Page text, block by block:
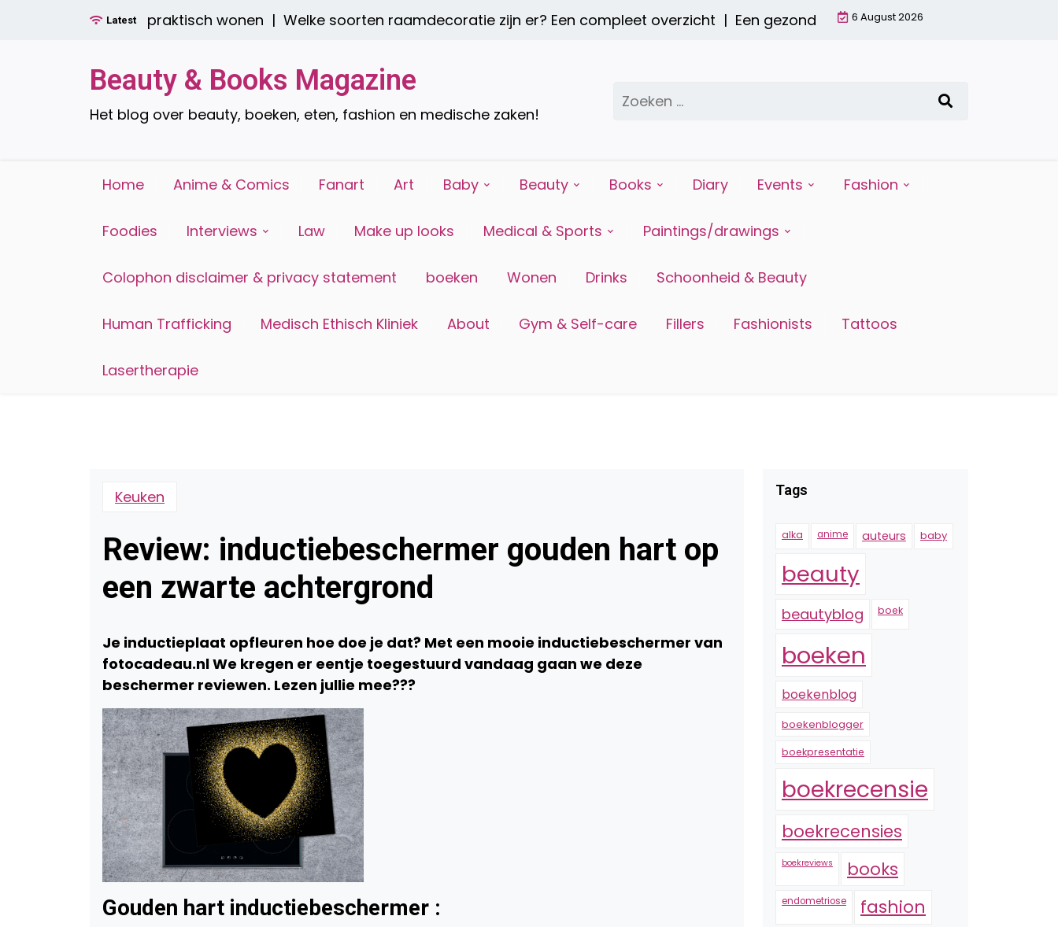
Latest
stijlvol én praktisch wonen |Welke soorten raamdecoratie zijn er? Een compleet overzicht |Een gezond ontbijt met een smoothie: waarom
6 August 2026
Beauty & Books Magazine
Het blog over beauty, boeken, eten, fashion en medische zaken!
Zoeken
naar:
Home Anime & Comics Fanart Art Baby Beauty Books Diary Events Fashion
Foodies Interviews Law Make up looks Medical & Sports Paintings/drawings
Colophon disclaimer & privacy statement boeken Wonen Drinks Schoonheid & Beauty
Human Trafficking Medisch Ethisch Kliniek About Gym & Self-care Fillers Fashionists Tattoos
Lasertherapie
Keuken
Review: inductiebeschermer gouden hart op
een zwarte achtergrond
Je inductieplaat opfleuren hoe doe je dat? Met een mooie inductiebeschermer van
fotocadeau.nl We kregen er eentje toegestuurd vandaag gaan we deze
beschermer reviewen. Lezen jullie mee???
Gouden hart inductiebeschermer :
Tags
alka anime auteurs baby
beauty
beautyblog boek
boeken
boekenblog
boekenblogger
boekpresentatie
boekrecensie
boekrecensies
boekreviews books
endometriose fashion